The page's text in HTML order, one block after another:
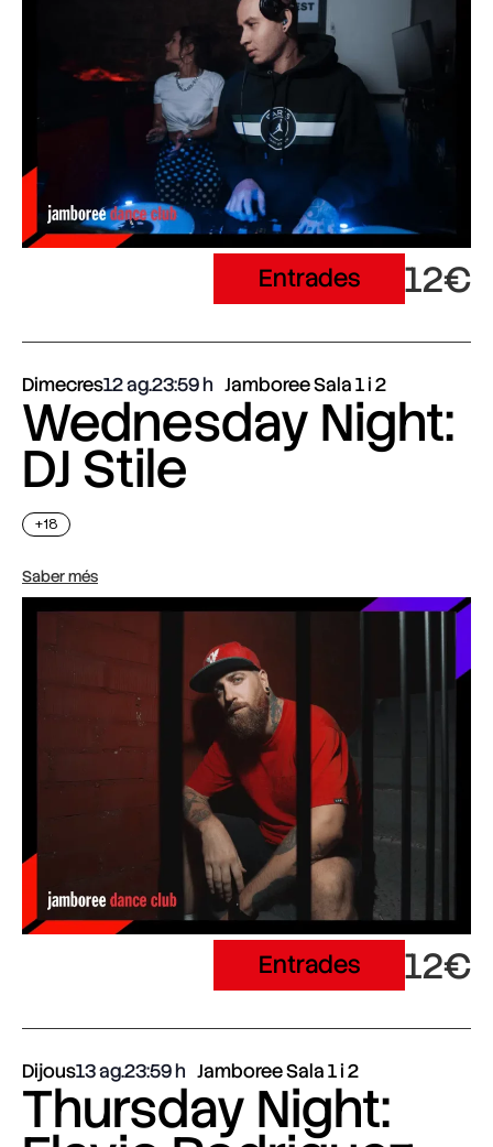
Entrades 12€
Dimecres12 ag.23:59 Jamboree Sala 1 i 2
Wednesday Night:
DJ Stile
+18
Saber més
Entrades 12€
Dijous13 ag.23:59 Jamboree Sala 1 i 2
Thursday Night: